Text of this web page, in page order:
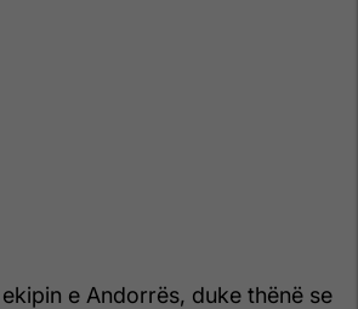
e Andorrës, duke thënë se